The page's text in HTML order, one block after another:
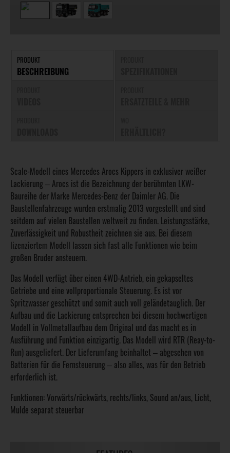
PRODUKT
BESCHREIBUNG
Scale-Modell eines Mercedes Arocs Kippers in exklusiver weißer
Lackierung – Arocs ist die Bezeichnung der berühmten LKW-
Baureihe der Marke Mercedes-Benz der Daimler AG. Die
Baustellenfahrzeuge wurden erstmalig 2013 vorgestellt und sind
seitdem auf vielen Baustellen weltweit zu finden. Leistungsstärke,
Zuverlässigkeit und Robustheit zeichnen sie aus. Bei diesem
lizenziertem Modell lassen sich fast alle Funktionen wie beim
großen Bruder ansteuern.
Das Modell verfügt über einen 4WD-Antrieb, ein gekapseltes
Getriebe und eine vollproportionale Steuerung. Es ist vor
Spritzwasser geschützt und somit auch voll geländetauglich. Der
Aufbau und die Lackierung entsprechen bei diesem hochwertigen
Modell in Vollmetallaufbau dem Original und das macht es in
Ausführung und Funktion einzigartig. Das Modell wird RTR (Reay-to-
Run) ausgeliefert. Der Lieferumfang beinhaltet – abgesehen von
Batterien für die Fernsteuerung – also alles, was für den Betrieb
erforderlich ist.
Funktionen: Vorwärts/rückwärts, rechts/links, Sound an/aus, Licht,
Mulde separat steuerbar